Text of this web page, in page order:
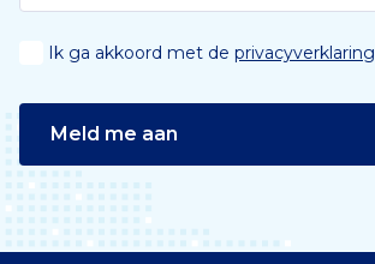
Ik ga akkoord met de privacyverklaring
Meld me aan